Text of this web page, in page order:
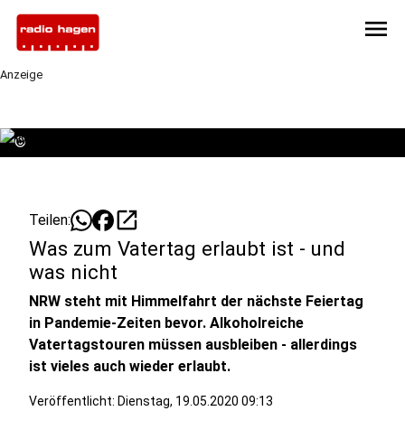
menu
Anzeige
©
Teilen: open_in_new
Was zum Vatertag erlaubt ist - und
was nicht
NRW steht mit Himmelfahrt der nächste Feiertag
in Pandemie-Zeiten bevor. Alkoholreiche
Vatertagstouren müssen ausbleiben - allerdings
ist vieles auch wieder erlaubt.
Veröffentlicht: Dienstag, 19.05.2020 09:13